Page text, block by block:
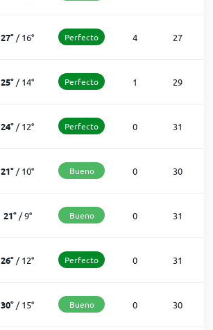
27° /16° Perfecto 4 27
25° /14° Perfecto 1 29
24° /12° Perfecto 0 31
21° /10° Bueno 0 30
21°/9° Bueno 0 31
26° /12° Perfecto 0 31
30° /15° Bueno 0 30